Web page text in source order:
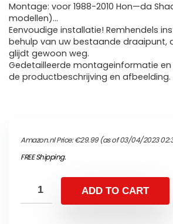
Montage: voor 1988-2010 Hon—da
modellen)…
Eenvoudige installatie! Remhendels
behulp van uw bestaande draaipunt,
glijdt gewoon weg.
Gedetailleerde montageinformatie en
de productbeschrijving en afbeelding.
Amazon.nl Price:€29.99(as of 03/04/2023
FREE Shipping.
ADD TO CART